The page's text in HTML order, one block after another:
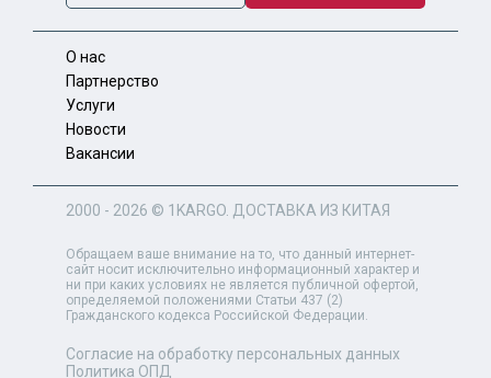
О нас
Партнерство
Услуги
Новости
Вакансии
2000 - 2026 © 1KARGO . ДОСТАВКА ИЗ КИТАЯ
Обращаем ваше внимание на то, что данный интернет-
сайт носит исключительно информационный характер и
ни при каких условиях не является публичной офертой,
определяемой положениями Статьи 437 (2)
Гражданского кодекса Российской Федерации.
Согласие на обработку персональных данных
Политика ОПД